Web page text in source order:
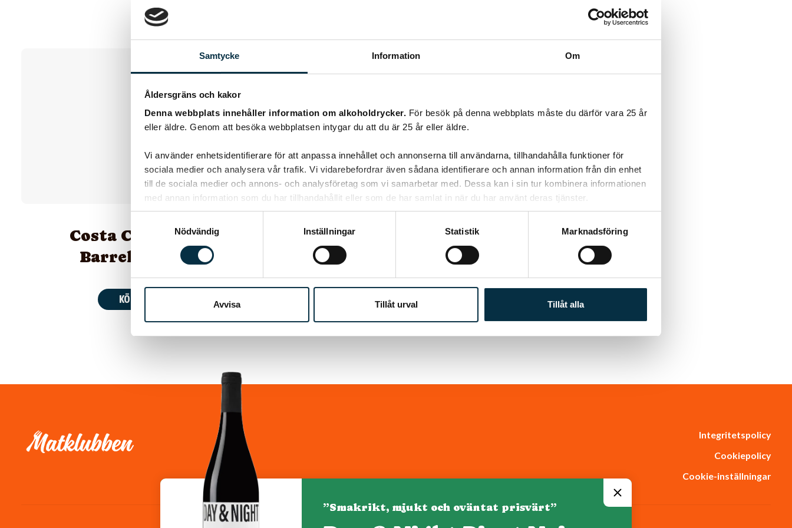
Samtycke Information Om
Åldersgräns och kakor
Denna webbplats innehåller information om alkoholdrycker. För besök på denna webbplats måste du därför vara 25 år
eller äldre. Genom att besöka webbplatsen intygar du att du är 25 år eller äldre.
Vi använder enhetsidentifierare för att anpassa innehållet och annonserna till användarna, tillhandahålla funktioner för
sociala medier och analysera vår trafik. Vi vidarebefordrar även sådana identifierare och annan information från din enhet
till de sociala medier och annons- och analysföretag som vi samarbetar med. Dessa kan i sin tur kombinera informationen
med annan information som du har tillhandahållit eller som de har samlat in när du har använt deras tjänster.
Nödvändig
Inställningar Statistik Marknadsföring
Avvisa Tillåt urval Tillåt alla
Costa Carmenere
Barrel Reserve
KÖP 119 KR
Costa Casablanca Pinot
KÖP 99 KR
Integritetspolicy
Cookiepolicy
Cookie-inställningar
”Smakrikt, mjukt och oväntat prisvärt”